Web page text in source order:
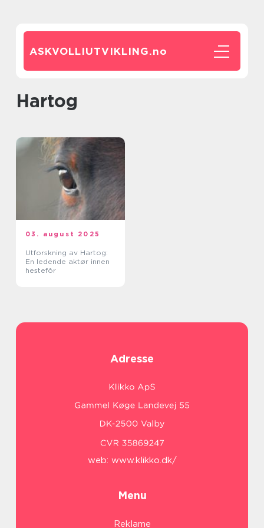
ASKVOLLIUTVIKLING.no
Hartog
03. august 2025
Utforskning av Hartog:
En ledende aktør innen
hestefôr
Adresse
web: www.klikko.dk/
Menu
Reklame